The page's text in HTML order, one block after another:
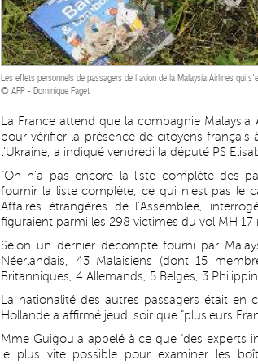
Les effets personnels de passagers de l'avion de la Malaysia Airlines qui
© AFP - Dominique Faget
La France attend que la compagnie
pour vérifier la présence de citoyens
l'Ukraine, a indiqué vendredi la député PS
"On n'a pas encore la liste complète des
fournir la liste complète, ce qui n'est pas le
Affaires étrangères de l'Assemblée,
figuraient parmi les 298 victimes du vol MH
Selon un dernier décompte fourni par
Néerlandais, 43 Malaisiens (dont 15
Britanniques, 4 Allemands, 5 Belges, 3
La nationalité des autres passagers était
Hollande a affirmé jeudi soir que "plusieurs
Mme Guigou a appelé à ce que "des experts
le plus vite possible pour examiner les